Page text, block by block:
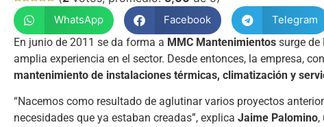
WhatsApp Facebook Telegram
En junio de 2011 se da forma a MMC Mantenimientos surge de
amplia experiencia en el sector. Desde entonces, la empresa,
mantenimiento de instalaciones térmicas, climatización y
“Nacemos como resultado de aglutinar varios proyectos
necesidades que ya estaban creadas”, explica Jaime Palomino,